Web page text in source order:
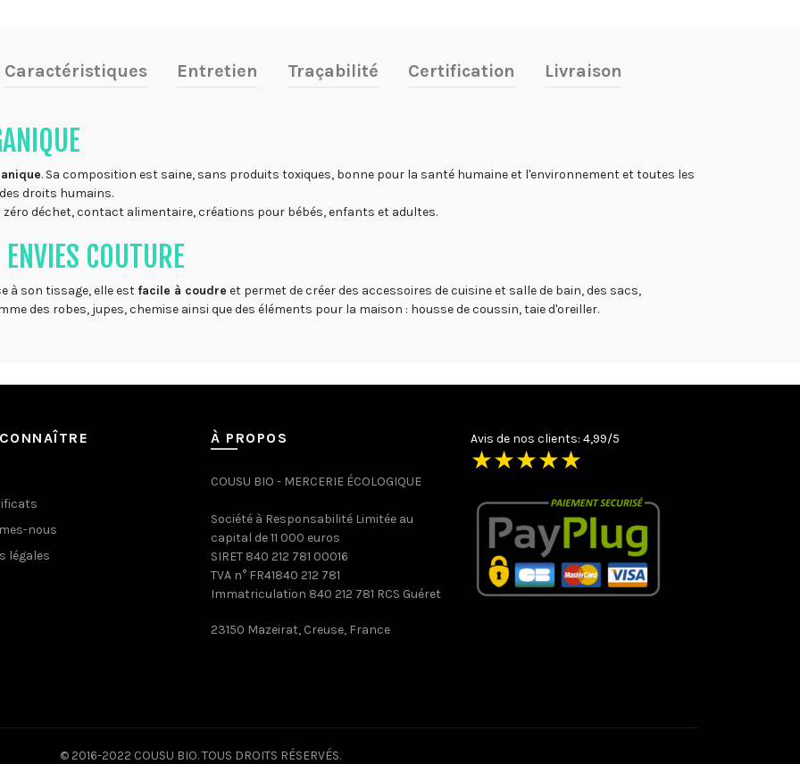
Caractéristiques Entretien Traçabilité Certification Livraison
. Sa composition est saine, sans produits toxiques, bonne pour la santé humaine et l'environnement et toutes les
droits humains.
déchet, contact alimentaire, créations pour bébés, enfants et adultes.
COUTURE
à son tissage, elle est facile à coudre et permet de créer des accessoires de cuisine et salle de bain, des sacs,
des robes, jupes, chemise ainsi que des éléments pour la maison : housse de coussin, taie d'oreiller.
nous
légales
À PROPOS
COUSU BIO - MERCERIE ÉCOLOGIQUE
Société à Responsabilité Limitée au
capital de 11 000 euros
SIRET 840 212 781 00016
TVA n° FR41840 212 781
Immatriculation 840 212 781 RCS Guéret
23150 Mazeirat, Creuse, France
Avis de nos clients: 4,99/5
★★★★★
© 2016-2022 COUSU BIO. TOUS DROITS RÉSERVÉS.